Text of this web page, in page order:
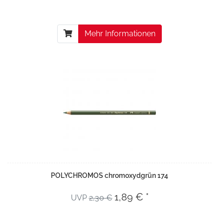
Mehr Informationen
POLYCHROMOS chromoxydgrün 174
UVP2,30 € 1,89 € *